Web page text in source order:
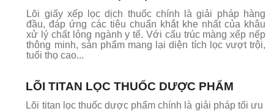
Lõi giấy xếp lọc dịch thuốc chính là giải pháp hàng
đầu, đáp ứng các tiêu chuẩn khắt khe nhất của khâu
xử lý chất lỏng ngành y tế. Với cấu trúc màng xếp nếp
thông minh, sản phẩm mang lại diện tích lọc vượt trội,
tuổi thọ cao...
LÕI TITAN LỌC THUỐC DƯỢC PHẨM
Lõi titan lọc thuốc dược phẩm chính là giải pháp tối ưu